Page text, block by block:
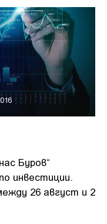
Буров“
инвестиции.
26 август и 2